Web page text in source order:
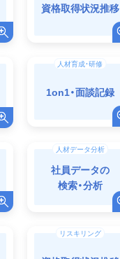
資格取得状況推移
人材育成・研修
1on1・面談記録
人材データ分析
社員データの
検索・分析
リスキリング